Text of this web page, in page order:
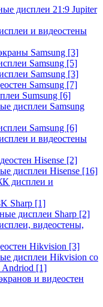
дисплеи 21:9 Jupiter
и видеостены
Samsung [3]
Samsung [5]
Samsung [3]
Samsung [7]
Sumsung [6]
дисплеи Samsung
Samsung [6]
и видеостены
Hisense [2]
дисплеи Hisense [16]
дисплеи и
Sharp [1]
дисплеи Sharp [2]
видеостены,
Hikvision [3]
дисплеи Hikvision со
[1]
и видеостен